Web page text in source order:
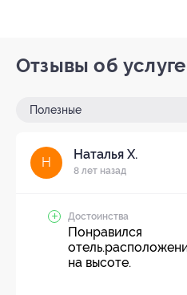
Отзывы об услуге
Полезные
Н
Наталья Х.
8 лет назад
Достоинства
Понравился
на высоте.